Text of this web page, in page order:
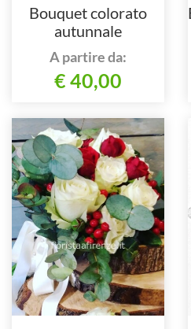
Bouquet colorato
autunnale
A partire da:
€ 40,00